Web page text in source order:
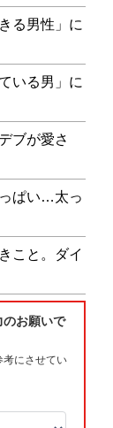
る男性」に
いる男」に
ブが愛さ
ぱい…太っ
こと。ダイ